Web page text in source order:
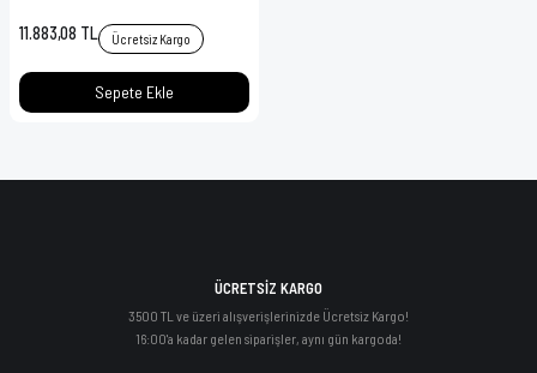
11.883,08 TL Ücretsiz Kargo
Sepete Ekle
ÜCRETSİZ KARGO
3500 TL ve üzeri alışverişlerinizde Ücretsiz Kargo!
16:00'a kadar gelen siparişler, aynı gün kargoda!